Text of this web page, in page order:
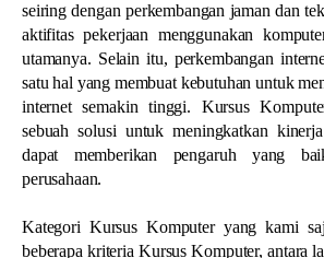
seiring dengan perkembangan jaman dan
aktifitas pekerjaan menggunakan
utamanya. Selain itu, perkembangan
satu hal yang membuat kebutuhan untuk
internet semakin tinggi. Kursus
sebuah solusi untuk meningkatkan
dapat memberikan pengaruh yang
perusahaan.
Kategori Kursus Komputer yang kami
beberapa kriteria Kursus Komputer, antara